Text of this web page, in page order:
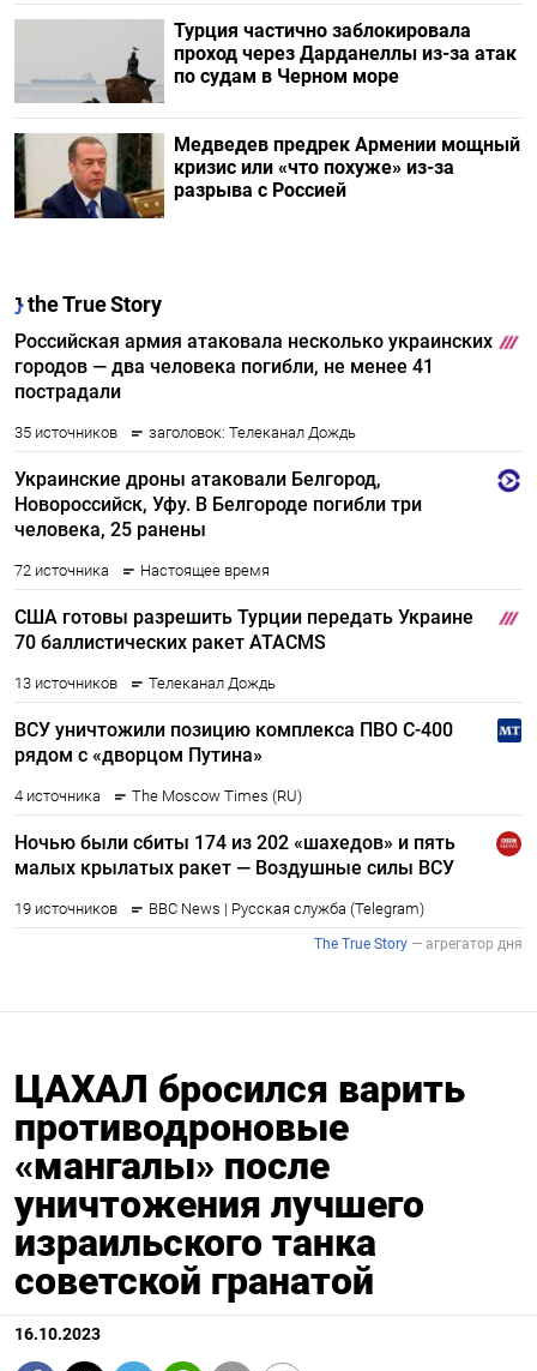
Турция частично заблокировала
проход через Дарданеллы из-за атак
по судам в Черном море
Медведев предрек Армении мощный
кризис или «что похуже» из-за
разрыва с Россией
ЦАХАЛ бросился варить
противодроновые
«мангалы» после
уничтожения лучшего
израильского танка
советской гранатой
16.10.2023